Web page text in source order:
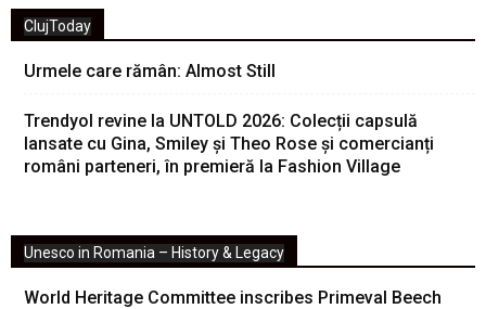
ClujToday
Urmele care rămân: Almost Still
Trendyol revine la UNTOLD 2026: Colecții capsulă
lansate cu Gina, Smiley și Theo Rose și comercianți
români parteneri, în premieră la Fashion Village
Unesco in Romania – History & Legacy
World Heritage Committee inscribes Primeval Beech